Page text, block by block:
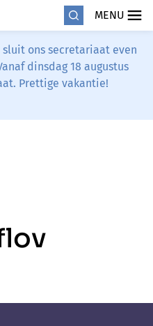
MENU
sluit ons secretariaat even
dinsdag 18 augustus
Prettige vakantie!